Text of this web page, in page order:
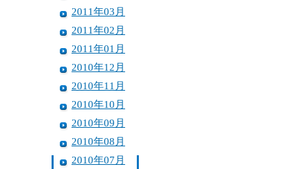
2011年03月
2011年02月
2011年01月
2010年12月
2010年11月
2010年10月
2010年09月
2010年08月
2010年07月